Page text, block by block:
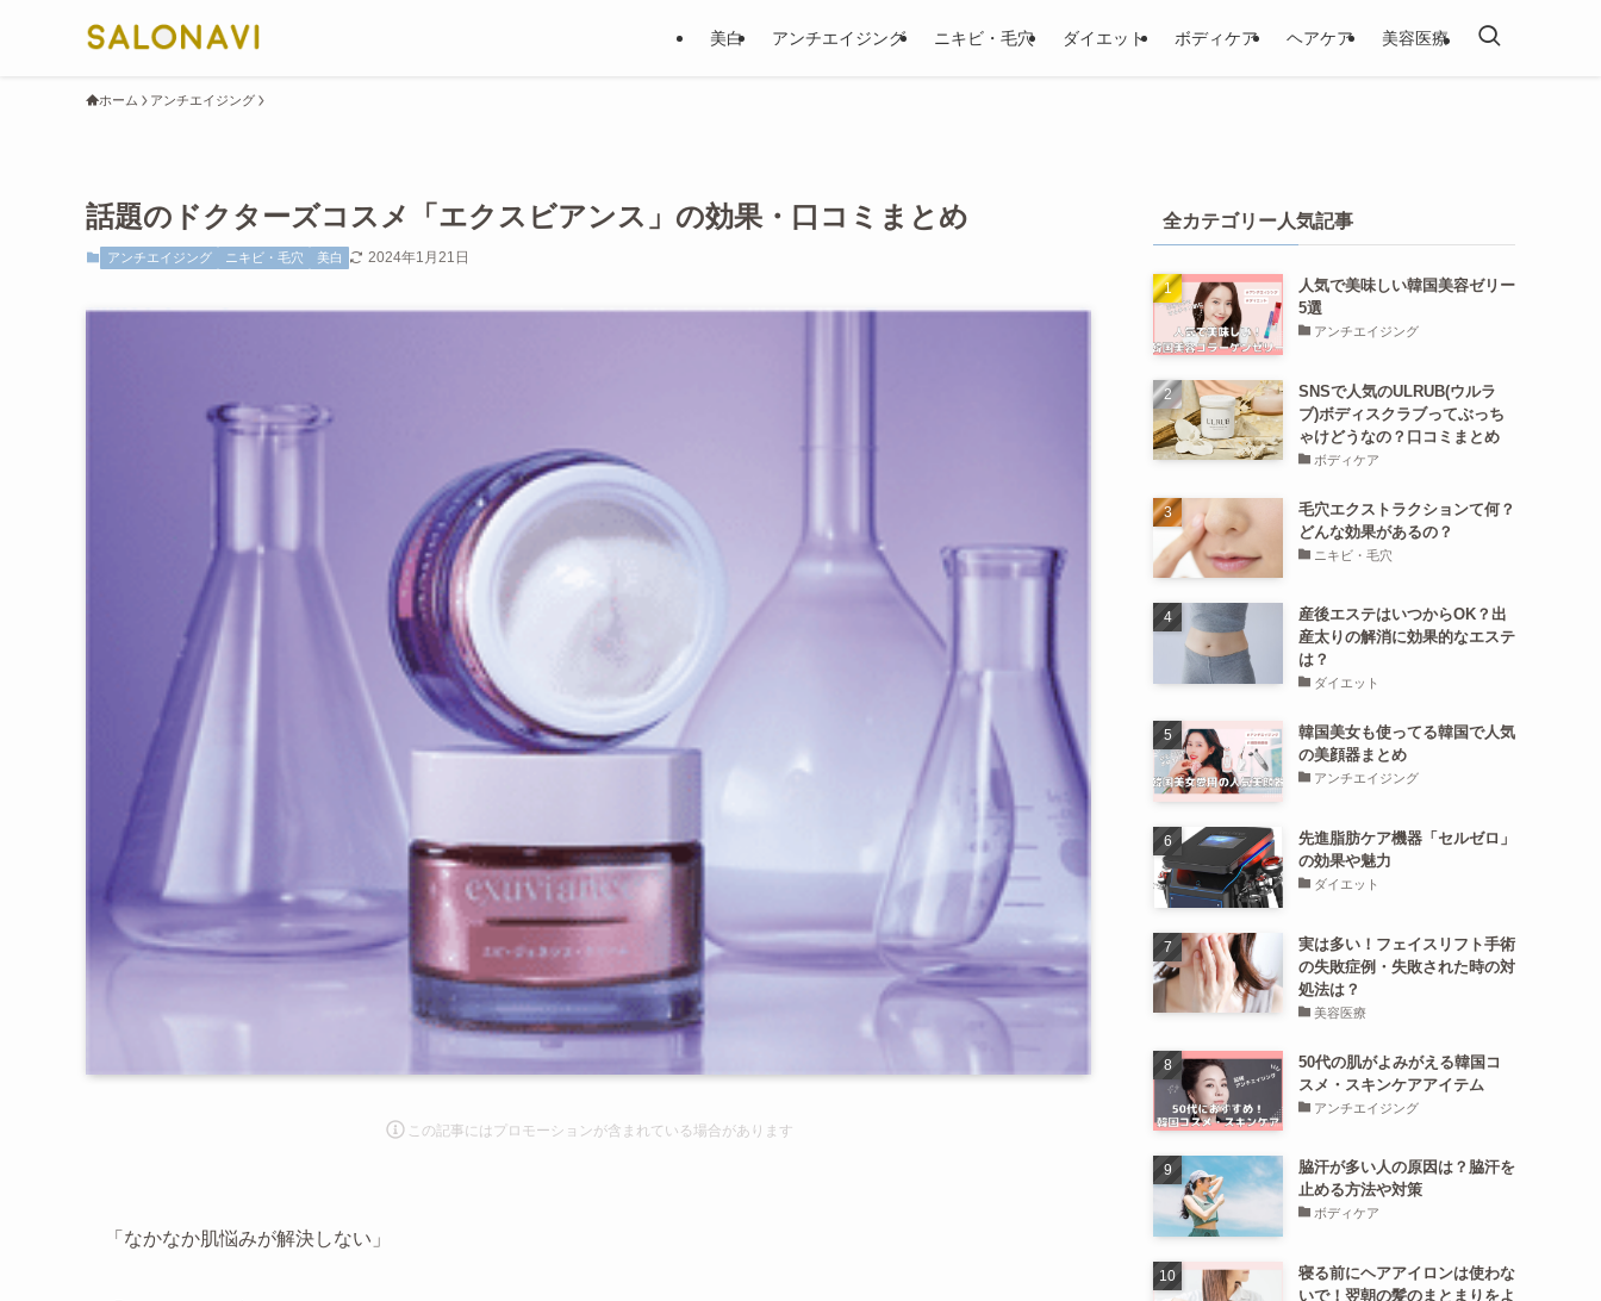
美白 アンチエイジング ニキビ・毛穴 ダイエット ボディケア ヘアケア 美容医療
ホーム アンチエイジング
話題のドクターズコスメ「エクスビアンス」の効果・口コミまとめ
アンチエイジング ニキビ・毛穴 美白 2024年1月21日
この記事にはプロモーションが含まれて いる場合があります
「なかなか肌悩みが解決しない」
全カテゴリー人気記事
人気で美味しい韓国美容ゼリー
5選
アンチエイジング
SNSで人気のULRUB(ウルラ
ブ)ボディスクラブってぶっち
ゃけどうなの？口コミまとめ
ボディケア
毛穴エクストラクションて何？
どんな効果があるの？
ニキビ・毛穴
産後エステはいつからOK？出
産太りの解消に効果的なエステ
は？
ダイエット
韓国美女も使ってる韓国で人気
の美顔器まとめ
アンチエイジング
先進脂肪ケア機器「セルゼロ」
の効果や魅力
ダイエット
実は多い！フェイスリフト手術
の失敗症例・失敗された時の対
処法は？
美容医療
50代の肌がよみがえる韓国コ
スメ・スキンケアアイテム
アンチエイジング
脇汗が多い人の原因は？脇汗を
止める方法や対策
ボディケア
寝る前にヘアアイロンは使わな
いで！翌朝の髪のまとまりをよ